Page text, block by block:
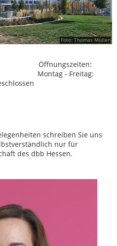
Foto: Thomas Müller
Öffnungszeiten:
Montag - Freitag:
schreiben Sie uns
nur für
des dbb Hessen.